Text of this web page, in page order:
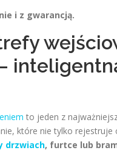
i z gwarancją.
to jeden z
które nie tylko rejestruje
drzwiach, furtce lub